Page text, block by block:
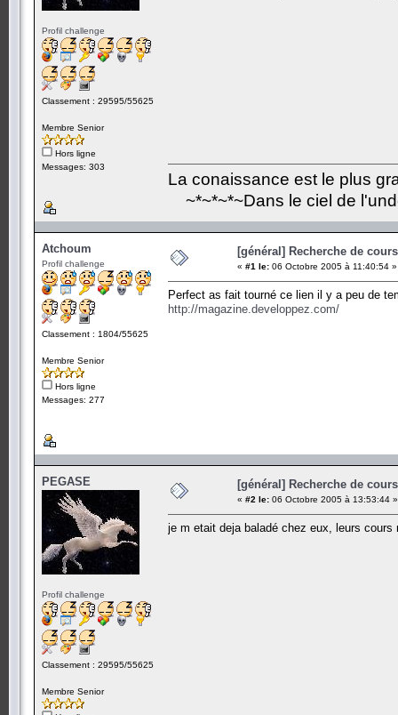
Profil challenge
Classement : 29595/55625
Membre Senior
Hors ligne
Messages: 303
La conaissance est le plus
~*~*~*~Dans le ciel de
Atchoum
Profil challenge
Classement : 1804/55625
Membre Senior
Hors ligne
Messages: 277
[général] Recherche de
« #1 le: 06 Octobre 2005 à 11:40:54 »
Perfect as fait tourné ce lien il y a peu de
http://magazine.developpez.com/
PEGASE
Profil challenge
Classement : 29595/55625
Membre Senior
[général] Recherche de
« #2 le: 06 Octobre 2005 à 13:53:44 »
je m etait deja baladé chez eux, leurs